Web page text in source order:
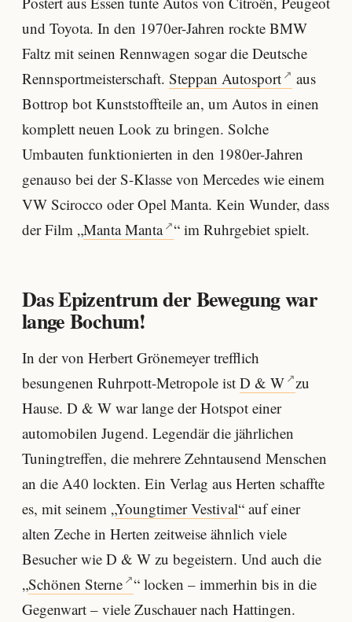
und Toyota. In den 1970er-Jahren rockte BMW
Faltz mit seinen Rennwagen sogar die Deutsche
Rennsportmeisterschaft. Steppan Autosport
aus
Bottrop bot Kunststoffteile an, um Autos in einen
komplett neuen Look zu bringen. Solche
Umbauten funktionierten in den 1980er-Jahren
genauso bei der S-Klasse von Mercedes wie einem
VW Scirocco oder Opel Manta. Kein Wunder, dass
der Film „Manta Manta “ im Ruhrgebiet spielt.
Das Epizentrum der Bewegung war
lange Bochum!
In der von Herbert Grönemeyer trefflich
besungenen Ruhrpott-Metropole ist D & W zu
Hause. D & W war lange der Hotspot einer
automobilen Jugend. Legendär die jährlichen
Tuningtreffen, die mehrere Zehntausend Menschen
an die A40 lockten. Ein Verlag aus Herten schaffte
es, mit seinem „Youngtimer Vestival“ auf einer
alten Zeche in Herten zeitweise ähnlich viele
Besucher wie D & W zu begeistern. Und auch die
„Schönen Sterne “ locken – immerhin bis in die
Gegenwart – viele Zuschauer nach Hattingen.